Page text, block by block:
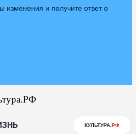
изменения и получите ответ о